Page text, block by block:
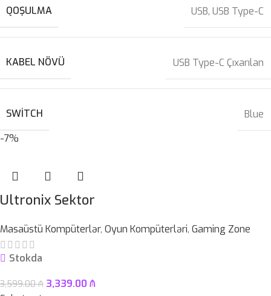
QOŞULMA USB, USB Type-C
KABEL NÖVÜ USB Type-C Çıxarılan
SWITCH
Blue
-7%
Ultronix Sektor
Masaüstü Kompüterlər, Oyun Kompüterləri, Gaming Zone
Stokda
3,599.00₼ 3,339.00 ₼